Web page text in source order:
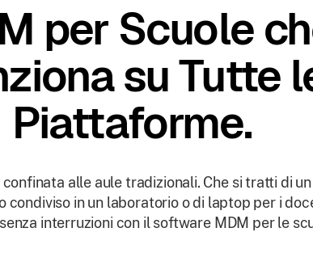
per Scuole
su Tutte
Piattaforme.
confinata alle aule tradizionali. Che si tratti di
condiviso in un laboratorio o di laptop per i
interruzioni con il software MDM per le